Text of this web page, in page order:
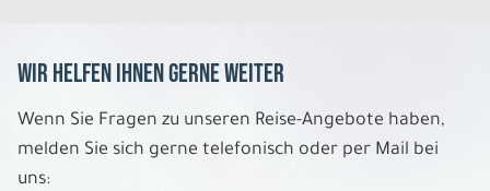
9 Tage
Wir helfen Ihnen gerne weiter
Wenn Sie Fragen zu unseren Reise-Angebote haben,
melden Sie sich gerne telefonisch oder per Mail bei
uns: